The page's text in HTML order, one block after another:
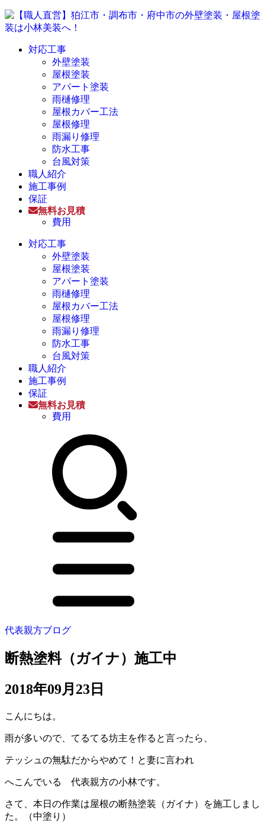
対応工事
外壁塗装
屋根塗装
アパート塗装
雨樋修理
屋根カバー工法
屋根修理
雨漏り修理
防水工事
台風対策
職人紹介
施工事例
保証
無料お見積
費用
対応工事
外壁塗装
屋根塗装
アパート塗装
雨樋修理
屋根カバー工法
屋根修理
雨漏り修理
防水工事
台風対策
職人紹介
施工事例
保証
無料お見積
費用
代表親方ブログ
断熱塗料（ガイナ）施工中
2018年09月23日
こんにちは。
雨が多いので、てるてる坊主を作ると言ったら、
テッシュの無駄だからやめて！と妻に言われ
へこんでいる 代表親方の小林です。
さて、本日の作業は屋根の断熱塗装（ガイナ）を施工しまし
た。（中塗り）